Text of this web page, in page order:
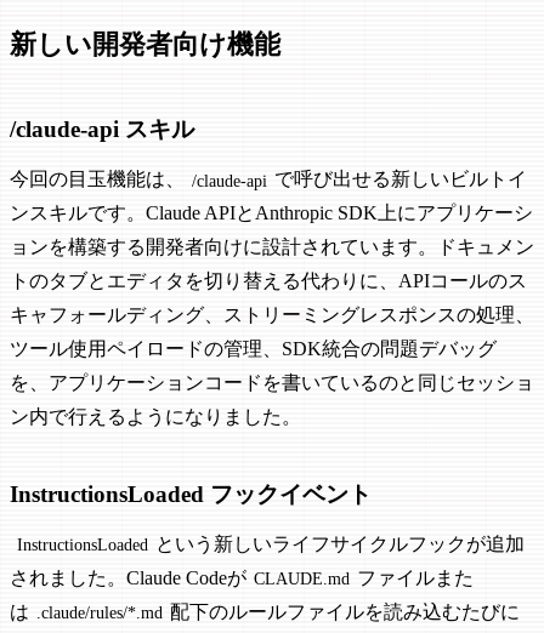
新しい開発者向け機能
/claude-api スキル
今回の目玉機能は、 /claude-api で呼び出せる新しいビルトイ
ンスキルです。Claude APIとAnthropic SDK上にアプリケーシ
ョンを構築する開発者向けに設計されています。ドキュメン
トのタブとエディタを切り替える代わりに、APIコールのス
キャフォールディング、ストリーミングレスポンスの処理、
ツール使用ペイロードの管理、SDK統合の問題デバッグ
を、アプリケーションコードを書いているのと同じセッショ
ン内で行えるようになりました。
InstructionsLoaded フックイベント
InstructionsLoaded という新しいライフサイクルフックが追加
されました。Claude Codeが CLAUDE.md ファイルまた
は .claude/rules/*.md 配下のルールファイルを読み込むたびに